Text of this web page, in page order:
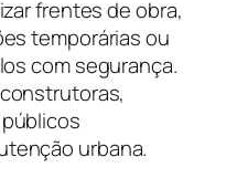
frentes de obra,
temporárias ou
com segurança.
urbana.